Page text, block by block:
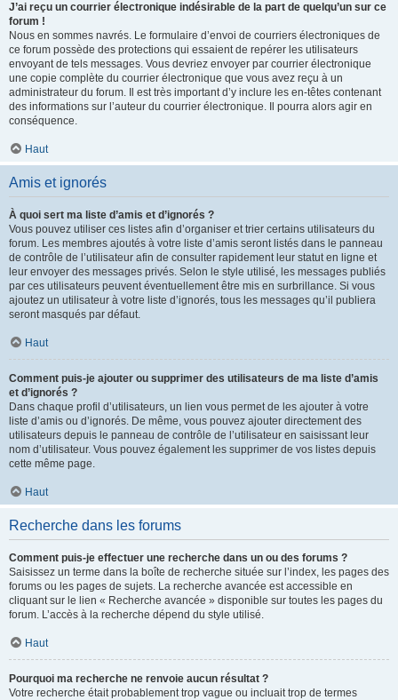
J’ai reçu un courrier électronique indésirable de la part de quelqu’un sur ce
forum !
Nous en sommes navrés. Le formulaire d’envoi de courriers électroniques de
ce forum possède des protections qui essaient de repérer les utilisateurs
envoyant de tels messages. Vous devriez envoyer par courrier électronique
une copie complète du courrier électronique que vous avez reçu à un
administrateur du forum. Il est très important d’y inclure les en-têtes contenant
des informations sur l’auteur du courrier électronique. Il pourra alors agir en
conséquence.
Haut
Amis et ignorés
À quoi sert ma liste d’amis et d’ignorés ?
Vous pouvez utiliser ces listes afin d’organiser et trier certains utilisateurs du
forum. Les membres ajoutés à votre liste d’amis seront listés dans le panneau
de contrôle de l’utilisateur afin de consulter rapidement leur statut en ligne et
leur envoyer des messages privés. Selon le style utilisé, les messages publiés
par ces utilisateurs peuvent éventuellement être mis en surbrillance. Si vous
ajoutez un utilisateur à votre liste d’ignorés, tous les messages qu’il publiera
seront masqués par défaut.
Haut
Comment puis-je ajouter ou supprimer des utilisateurs de ma liste d’amis
et d’ignorés ?
Dans chaque profil d’utilisateurs, un lien vous permet de les ajouter à votre
liste d’amis ou d’ignorés. De même, vous pouvez ajouter directement des
utilisateurs depuis le panneau de contrôle de l’utilisateur en saisissant leur
nom d’utilisateur. Vous pouvez également les supprimer de vos listes depuis
cette même page.
Haut
Recherche dans les forums
Comment puis-je effectuer une recherche dans un ou des forums ?
Saisissez un terme dans la boîte de recherche située sur l’index, les pages des
forums ou les pages de sujets. La recherche avancée est accessible en
cliquant sur le lien « Recherche avancée » disponible sur toutes les pages du
forum. L’accès à la recherche dépend du style utilisé.
Haut
Pourquoi ma recherche ne renvoie aucun résultat ?
Votre recherche était probablement trop vague ou incluait trop de termes